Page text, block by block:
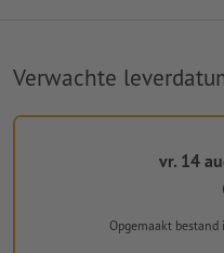
Verwachte
vr. 14
Opgemaakt bestand